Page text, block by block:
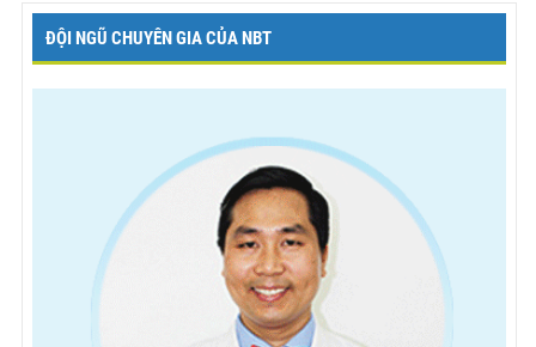
ĐỘI NGŨ CHUYÊN GIA CỦA NBT